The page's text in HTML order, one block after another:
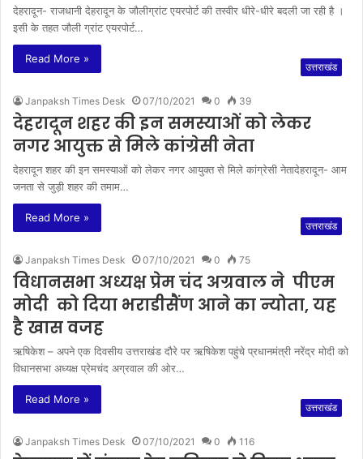
देहरादून- राजधानी देहरादून के जौलीग्रांट एयरपोर्ट की तस्वीर धीरे-धीरे बदली जा रही है ।
इसी के तहत जौली ग्रांट एयरपोर्ट…
Read More »
उत्तराखंड
Janpaksh Times Desk 07/10/2021 0 39
देहरादून शहर की इन समस्याओं को लेकर
नगर आयुक्त से मिले कांग्रेसी नेता
देहरादून शहर की इन समस्याओं को लेकर नगर आयुक्त से मिले कांग्रेसी नेतादेहरादून- आम
जनता से जुड़ी शहर की तमाम…
Read More »
उत्तराखंड
Janpaksh Times Desk 07/10/2021 0 75
विधानसभा अध्यक्ष प्रेम चंद अग्रवाल ने पीएम
मोदी को दिया भराडीसैंण आने का न्योता, यह
है खास वजह
ऋषिकेश – अपने एक दिवसीय उत्तराखंड दौरे पर ऋषिकेश पहुंचे प्रधानमंत्री नरेंद्र मोदी को
विधानसभा अध्यक्ष प्रेमचंद अग्रवाल की ओर…
Read More »
उत्तराखंड
Janpaksh Times Desk 07/10/2021 0 116